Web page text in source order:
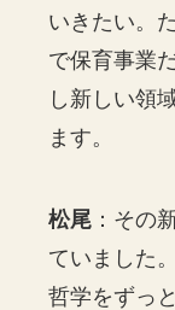
いきたい。
で保育事業
し新しい領
ます。
松尾 ：その
ていました
哲学をずっ